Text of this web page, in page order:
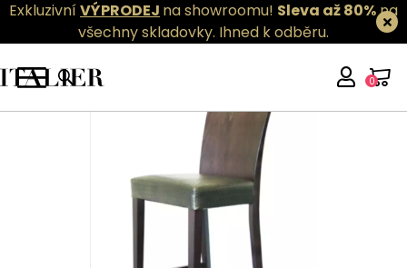
ExkluzivníVÝPRODEJ na showroomu! Sleva až 80%na
všechny skladovky. Ihned k odběru.
0